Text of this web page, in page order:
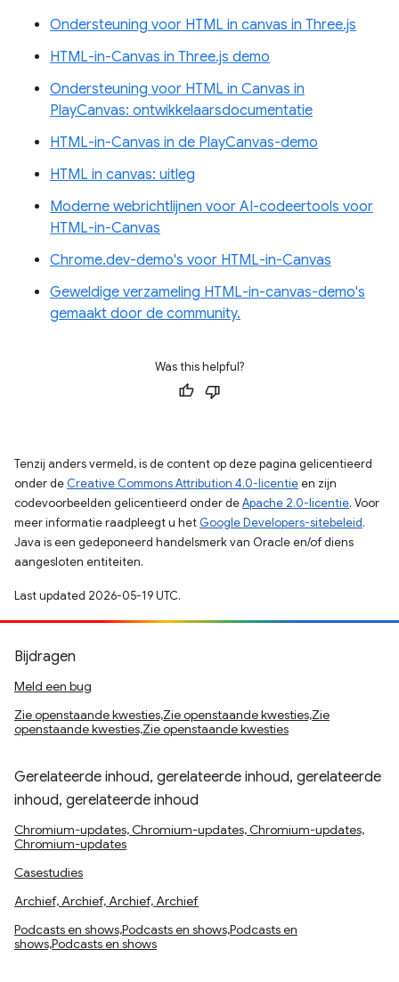
Ondersteuning voor HTML in canvas in Three.js
HTML-in-Canvas in Three.js demo
Ondersteuning voor HTML in Canvas in
PlayCanvas: ontwikkelaarsdocumentatie
HTML-in-Canvas in de PlayCanvas-demo
HTML in canvas: uitleg
Moderne webrichtlijnen voor AI-codeertools voor
HTML-in-Canvas
Chrome.dev-demo's voor HTML-in-Canvas
Geweldige verzameling HTML-in-canvas-demo's
gemaakt door de community.
Was this helpful?
Tenzij anders vermeld, is de content op deze pagina gelicentieerd
onder de Creative Commons Attribution 4.0-licentieen zijn
codevoorbeelden gelicentieerd onder deApache 2.0-licentie. Voor
meer informatie raadpleegt u het Google Developers-sitebeleid.
Java is een gedeponeerd handelsmerk van Oracle en/of diens
aangesloten entiteiten.
Last updated 2026-05-19 UTC.
Bijdragen
Meld een bug
Zie openstaande kwesties,Zie openstaande kwesties,Zie
openstaande kwesties,Zie openstaande kwesties
Gerelateerde inhoud, gerelateerde inhoud, gerelateerde
inhoud, gerelateerde inhoud
Chromium-updates, Chromium-updates, Chromium-updates,
Chromium-updates
Casestudies
Archief, Archief, Archief, Archief
Podcasts en shows,Podcasts en shows,Podcasts en
shows,Podcasts en shows